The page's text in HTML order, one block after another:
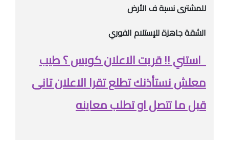
للمشترى نسبة ف الأرض
الشقة جاهزة للإستلام الفوري
استني !! قريت الاعلان كويس ؟ طيب
معلش نستأذنك تطلع تقرا الاعلان تانى
قبل ما تتصل او تطلب معاينه